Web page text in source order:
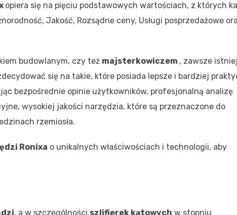
opiera się na pięciu podstawowych wartościach, z których
Jakość, Rozsądne ceny, Usługi posprzedażowe
budowlanym, czy też majsterkowiczem , zawsze
się na takie, które posiada lepsze i bardziej
bezpośrednie opinie użytkowników, profesjonalną analizę
wysokiej jakości narzędzia, które są przeznaczone do
rzemiosła.
Ronixa o unikalnych właściwościach i technologii, aby
, a w szczególności szlifierek kątowych w stopniu